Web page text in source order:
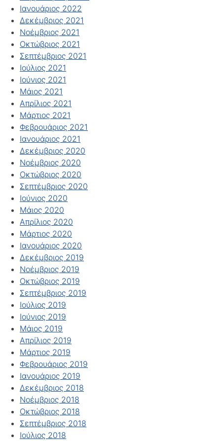
Ιανουάριος 2022
Δεκέμβριος 2021
Νοέμβριος 2021
Οκτώβριος 2021
Σεπτέμβριος 2021
Ιούλιος 2021
Ιούνιος 2021
Μάιος 2021
Απρίλιος 2021
Μάρτιος 2021
Φεβρουάριος 2021
Ιανουάριος 2021
Δεκέμβριος 2020
Νοέμβριος 2020
Οκτώβριος 2020
Σεπτέμβριος 2020
Ιούνιος 2020
Μάιος 2020
Απρίλιος 2020
Μάρτιος 2020
Ιανουάριος 2020
Δεκέμβριος 2019
Νοέμβριος 2019
Οκτώβριος 2019
Σεπτέμβριος 2019
Ιούλιος 2019
Ιούνιος 2019
Μάιος 2019
Απρίλιος 2019
Μάρτιος 2019
Φεβρουάριος 2019
Ιανουάριος 2019
Δεκέμβριος 2018
Νοέμβριος 2018
Οκτώβριος 2018
Σεπτέμβριος 2018
Ιούλιος 2018